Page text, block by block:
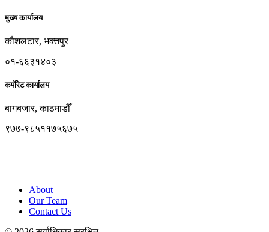
मुख्य कार्यालय
कौशलटार, भक्तपुर
०१-६६३१४०३
कर्पाेरेट कार्यालय
बागबजार, काठमाडौँ
९७७-९८५११७५६७५
About
Our Team
Contact Us